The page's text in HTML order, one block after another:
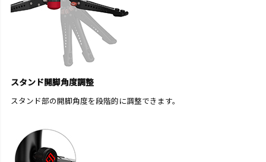
スタンド開脚角度調整
スタンド部の開脚角度を段階的に調整できます。